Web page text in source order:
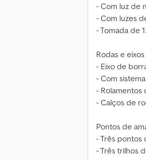
- Com luz de
- Com luzes
- Tomada de
Rodas e eixos
- Eixo de
- Com
-
- Calços de
Pontos de
- Três
- Três trilhos